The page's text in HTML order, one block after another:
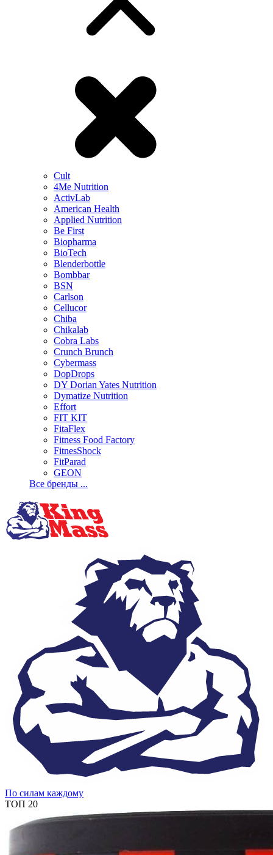
Cult
4Me Nutrition
ActivLab
American Health
Applied Nutrition
Be First
Biopharma
BioTech
Blenderbottle
Bombbar
BSN
Carlson
Cellucor
Chiba
Chikalab
Cobra Labs
Crunch Brunch
Cybermass
DopDrops
DY Dorian Yates Nutrition
Dymatize Nutrition
Effort
FIT KIT
FitaFlex
Fitness Food Factory
FitnesShock
FitParad
GEON
Все бренды ...
По силам каждому
ТОП 20